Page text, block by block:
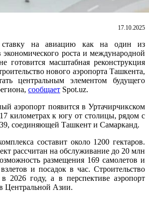
17.10.2025
ставку на авиацию как на один из
роста и международной
готовится масштабная реконструкция
нового аэропорта Ташкента,
центральным элементом будущего
сообщает Spot.uz.
аэропорт появится в Уртачирчикском
километрах к югу от столицы, рядом с
соединяющей Ташкент и Самарканд.
составит около 1200 гектаров.
рассчитан на обслуживание до 20 млн
размещения 169 самолетов и
и посадок в час. Строительство
в 2026 году, а в перспективе аэропорт
Центральной Азии.